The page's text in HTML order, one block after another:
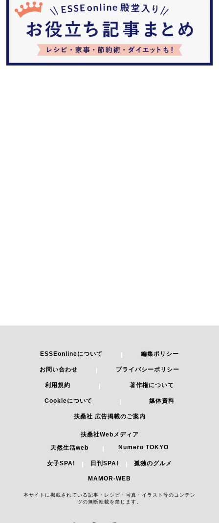
ESSEonlineについて 編集ポリシー
お問い合わせ プライバシーポリシー
利用規約 著作権について
Cookieについて 媒体資料
扶桑社 広告掲載のご案内
扶桑社Webメディア
天然生活web
Numero TOKYO
女子SPA! 日刊SPA! 孤独のグルメ
MAMOR-WEB
本サイトに掲載されている記事・レシピ・写真・イラスト等のコンテン
ツの無断転載を禁じます。